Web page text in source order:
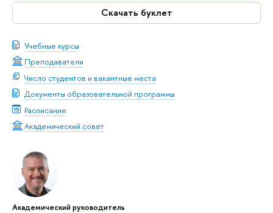
Скачать буклет
Учебные курсы
Преподаватели
Число студентов и вакантные места
Документы образовательной программы
Расписание
Академический совет
Академический руководитель